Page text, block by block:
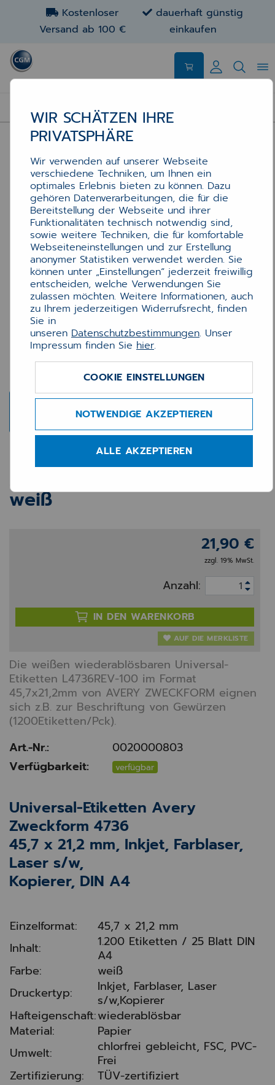
Kostenloser
Versand ab 100 €
dauerhaft günstig
einkaufen
APOTHEKEN-ETIKETTEN: REZEPTUR, POS & ABDA
Universal-Etiketten 45,7 x
weiß
21,90 €
zzgl. 19% MwSt.
Anzahl:
IN DEN WARENKORB
AUF DIE MERKLISTE
Die weißen wiederablösbaren Universal-
Etiketten L4736REV-100 im Format
45,7x21,2mm von AVERY ZWECKFORM eignen
sich z.B. zur Beschriftung von Gewürzen
(1200Etiketten/Pck).
Art.-Nr.:
0020000803
Verfügbarkeit:
verfügbar
Universal-Etiketten Avery
Zweckform 4736
45,7 x 21,2 mm, Inkjet, Farblaser,
Laser s/w,
Kopierer, DIN A4
Einzelformat:
45,7 x 21,2 mm
Inhalt:
1.200 Etiketten / 25 Blatt DIN
A4
Farbe:
weiß
Druckertyp:
Inkjet, Farblaser, Laser
s/w,Kopierer
Hafteigenschaft:wiederablösbar
Material:
Papier
Umwelt:
chlorfrei gebleicht, FSC, PVC-
Frei
Zertifizierung:
TÜV-zertifiziert
WIR SCHÄTZEN IHRE
PRIVATSPHÄRE
Wir verwenden auf unserer Webseite
verschiedene Techniken, um Ihnen ein
optimales Erlebnis bieten zu können. Dazu
gehören Datenverarbeitungen, die für die
Bereitstellung der Webseite und ihrer
Funktionalitäten technisch notwendig sind,
sowie weitere Techniken, die für komfortable
Webseiteneinstellungen und zur Erstellung
anonymer Statistiken verwendet werden. Sie
können unter „Einstellungen“ jederzeit freiwillig
entscheiden, welche Verwendungen Sie
zulassen möchten. Weitere Informationen, auch
zu Ihrem jederzeitigen Widerrufsrecht, finden
Sie in
unseren Datenschutzbestimmungen. Unser
Impressum finden Sie hier.
COOKIE EINSTELLUNGEN
NOTWENDIGE AKZEPTIEREN
ALLE AKZEPTIEREN